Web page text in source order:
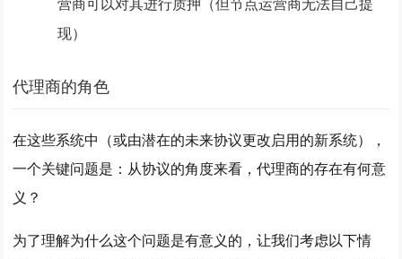
营商可以对其进行质押（但节点运营商无法自己提
现）
代理商的角色
在这些系统中（或由潜在的未来协议更改启用的新系统），
一个关键问题是： 从协议的角度来看，代理商的存在有何意
义？
为了理解为什么这个问题是有意义的，让我们考虑以下情